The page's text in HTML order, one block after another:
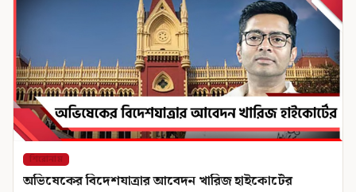
শিরোনাম
অভিষেকের বিদেশযাত্রার আবেদন খারিজ হাইকোর্টের